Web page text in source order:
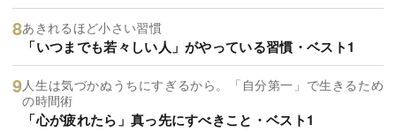
あきれるほど小さい習慣
「いつまでも若々しい人」がやっている習慣・ベスト1
人生は気づかぬうちにすぎるから。「自分第一」で生きるため
の時間術
「心が疲れたら」真っ先にすべきこと・ベスト1